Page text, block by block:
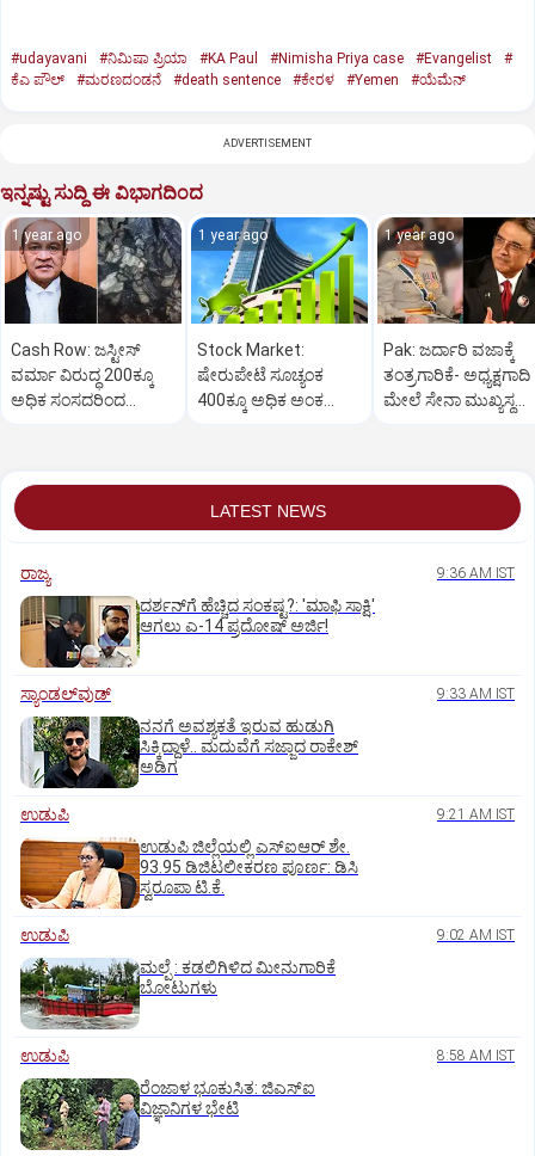
#udayavani #ನಿಮಿಷಾ ಪ್ರಿಯಾ #KA Paul #Nimisha Priya case #Evangelist
#
ಕೆಎ ಪೌಲ್
#ಮರಣದಂಡನೆ #death sentence #ಕೇರಳ #Yemen #ಯೆಮೆನ್‌
ADVERTISEMENT
ಇನ್ನಷ್ಟು ಸುದ್ದಿ ಈ ವಿಭಾಗದಿಂದ
1 year ago
Cash Row: ಜಸ್ಟೀಸ್‌
ವರ್ಮಾ ವಿರುದ್ಧ 200ಕ್ಕೂ
ಅಧಿಕ ಸಂಸದರಿಂದ
1 year ago
Stock Market:
ಷೇರುಪೇಟೆ ಸೂಚ್ಯಂಕ
400ಕ್ಕೂ ಅಧಿಕ ಅಂಕ
1 year ago
Pak: ಜರ್ದಾರಿ ವಜಾಕ್ಕೆ
ತಂತ್ರಗಾರಿಕೆ- ಅಧ್ಯಕ್ಷಗಾದಿ
ಮೇಲೆ ಸೇನಾ ಮುಖ್ಯಸ್ಥ
LATEST NEWS
ರಾಜ್ಯ 9:36 AM IST
ದರ್ಶನ್‌ಗೆ ಹೆಚ್ಚಿದ ಸಂಕಷ್ಟ?: 'ಮಾಫಿ ಸಾಕ್ಷಿ'
ಆಗಲು ಎ-14 ಪ್ರದೋಷ್ ಅರ್ಜಿ!
ಸ್ಯಾಂಡಲ್‌ವುಡ್‌ 9:33 AM IST
ನನಗೆ ಅವಶ್ಯಕತೆ ಇರುವ ಹುಡುಗಿ
ಸಿಕ್ಕಿದ್ದಾಳೆ.. ಮದುವೆಗೆ ಸಜ್ಜಾದ ರಾಕೇಶ್
ಅಡಿಗ
ಉಡುಪಿ 9:21 AM IST
ಉಡುಪಿ ಜಿಲ್ಲೆಯಲ್ಲಿ ಎಸ್‌ಐಆರ್‌ ಶೇ.
93.95 ಡಿಜಿಟಲೀಕರಣ ಪೂರ್ಣ: ಡಿಸಿ
ಸ್ವರೂಪಾ ಟಿ.ಕೆ.
ಉಡುಪಿ 9:02 AM IST
ಮಲ್ಪೆ : ಕಡಲಿಗಿಳಿದ ಮೀನುಗಾರಿಕೆ
ಬೋಟುಗಳು
ಉಡುಪಿ 8:58 AM IST
ರೆಂಜಾಳ ಭೂಕುಸಿತ: ಜಿಎಸ್‌ಐ
ವಿಜ್ಞಾನಿಗಳ ಭೇಟಿ